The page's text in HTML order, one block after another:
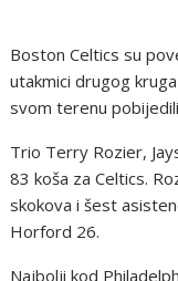
Boston Celtics su
utakmici drugog
svom terenu
Trio Terry Rozier,
83 koša za Celtics.
skokova i šest
Horford 26.
Najbolji kod